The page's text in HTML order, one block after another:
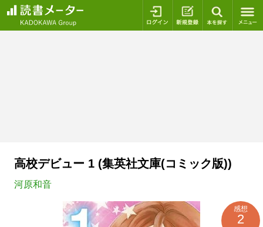
ログイン 新規登録
高校デビュー 1 (集英社文庫(コミック版))
河原和音
感想
2